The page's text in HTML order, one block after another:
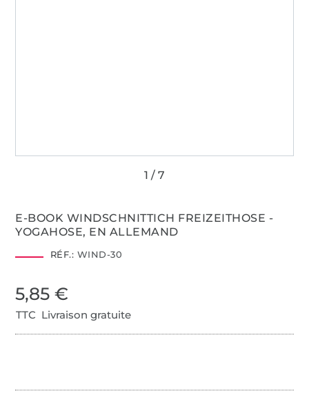
E-BOOK WINDSCHNITTICH FREIZEITHOSE -
YOGAHOSE, EN ALLEMAND
RÉF.: WIND-30
5,85 €
TTC Livraison gratuite